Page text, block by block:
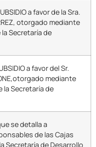
a favor de la Sra.
otorgado mediante
la Secretaría de
a favor del Sr.
mediante
la Secretaría de
se detalla a
de las Cajas
Secretaría de Desarrollo